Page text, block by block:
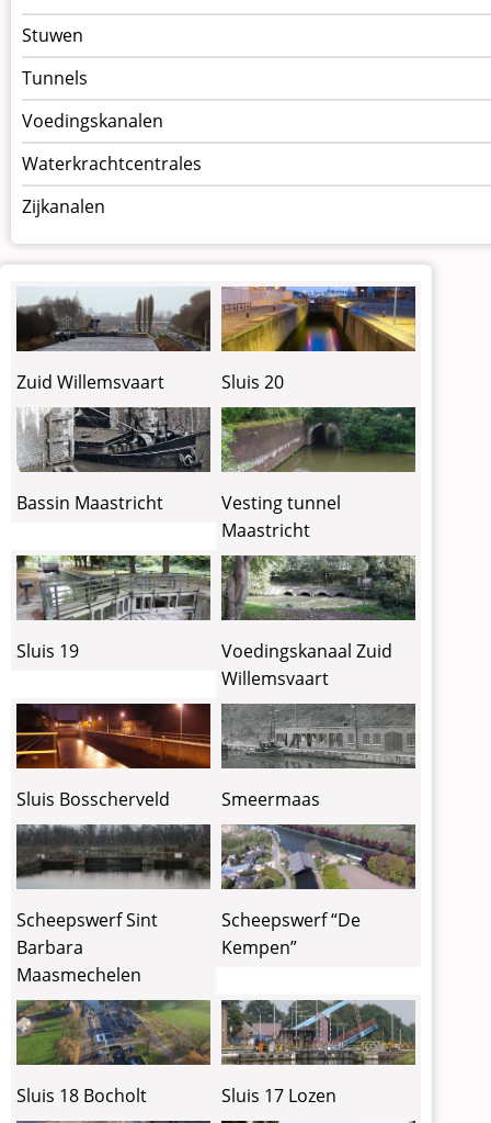
Stuwen
Tunnels
Voedingskanalen
Waterkrachtcentrales
Zijkanalen
Zuid Willemsvaart Sluis 20
Bassin Maastricht
Vesting tunnel
Maastricht
Sluis 19
Voedingskanaal Zuid
Willemsvaart
Sluis Bosscherveld Smeermaas
Scheepswerf Sint
Barbara
Maasmechelen
Scheepswerf “De
Kempen”
Sluis 18 Bocholt Sluis 17 Lozen